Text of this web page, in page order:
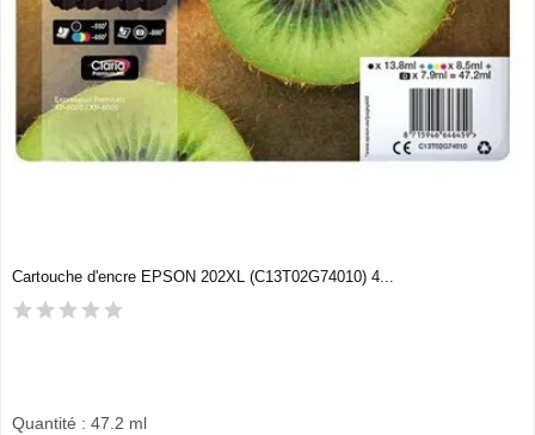
Cartouche d'encre EPSON 202XL (C13T02G74010) 4...
Quantité : 47.2 ml